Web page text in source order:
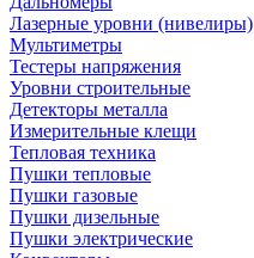
Лазерные уровни (нивелиры)
Мультиметры
Тестеры напряжения
Уровни строительные
Детекторы металла
Измерительные клещи
Тепловая техника
Пушки тепловые
Пушки газовые
Пушки дизельные
Пушки электрические